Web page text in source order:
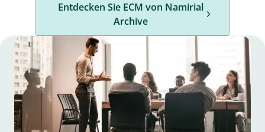
Entdecken Sie ECM von Namirial
Archive